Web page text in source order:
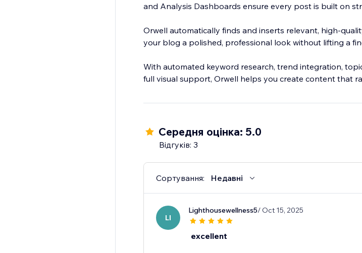
and Analysis Dashboards ensure every post is built on
Orwell automatically finds and inserts relevant, high-
your blog a polished, professional look without lifting a
With automated keyword research, trend integration,
full visual support, Orwell helps you create content that
Середня оцінка: 5.0
Відгуків: 3
Сортування: Недавні
LI
Lighthousewellness5/ Oct 15, 2025
excellent